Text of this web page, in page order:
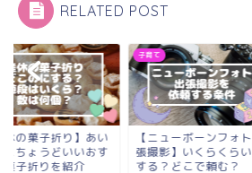
RELATED POST
休の菓子折り】あい
にちょうどいいおす
菓子折りを紹介
子育て
【ニューボーンフォ
張撮影】いくらくら
する？どこで頼む？